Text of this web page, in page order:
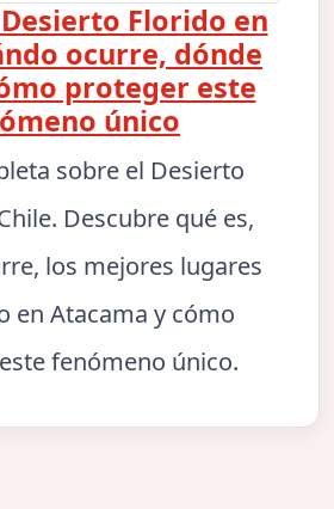
Florido en
ocurre, dónde
proteger este
único
sobre el Desierto
Descubre qué es,
los mejores lugares
en Atacama y cómo
fenómeno único.